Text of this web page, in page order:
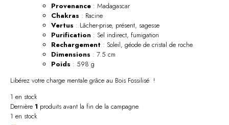
Provenance : Madagascar
Chakras : Racine
Vertus : Lâcher-prise, présent, sagesse
Purification : Sel indirect, fumigation
Rechargement : Soleil, géode de cristal de roche
Dimensions : 7.5 cm
Poids : 598 g
Libérez votre charge mentale grâce au Bois Fossilisé !
1 en stock
Dernière 1 produits avant la fin de la campagne.
1 en stock